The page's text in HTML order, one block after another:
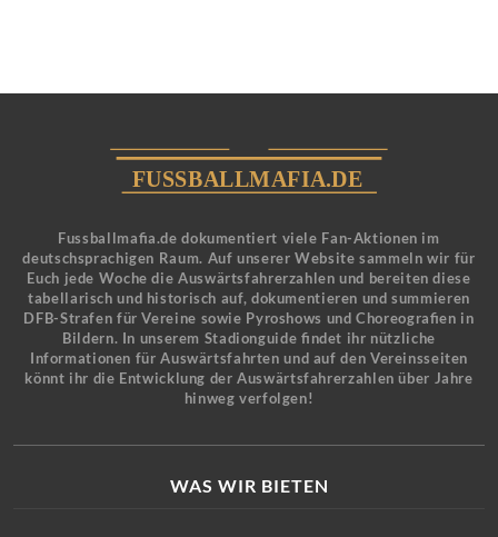
Fussballmafia.de dokumentiert viele Fan-Aktionen im
deutschsprachigen Raum. Auf unserer Website sammeln wir für
Euch jede Woche die Auswärtsfahrerzahlen und bereiten diese
tabellarisch und historisch auf, dokumentieren und summieren
DFB-Strafen für Vereine sowie Pyroshows und Choreografien in
Bildern. In unserem Stadionguide findet ihr nützliche
Informationen für Auswärtsfahrten und auf den Vereinsseiten
könnt ihr die Entwicklung der Auswärtsfahrerzahlen über Jahre
hinweg verfolgen!
WAS WIR BIETEN